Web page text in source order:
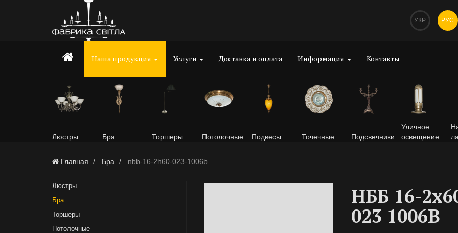
УКР РУС
Наша продукция Услуги Доставка и оплата Информация Контакты
Люстры Бра Торшеры Потолочные Подвесы Точечные Подсвечники
Уличное
освещение
Главная Бра nbb-16-2h60-023-1006b
Люстры
Бра
Торшеры
Потолочные
НББ 16-
023 1006B